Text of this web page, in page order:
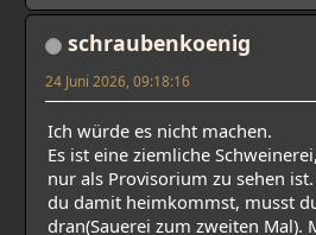
schraubenkoenig
24 Juni 2026, 09:18:16
Ich würde es nicht machen.
Es ist eine ziemliche
nur als Provisorium zu sehen
du damit heimkommst, musst
dran(Sauerei zum zweiten Mal).